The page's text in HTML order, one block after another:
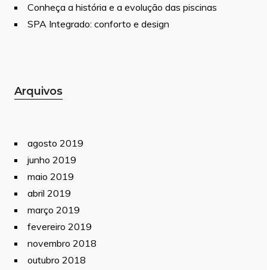
Conheça a história e a evolução das piscinas
SPA Integrado: conforto e design
Arquivos
agosto 2019
junho 2019
maio 2019
abril 2019
março 2019
fevereiro 2019
novembro 2018
outubro 2018